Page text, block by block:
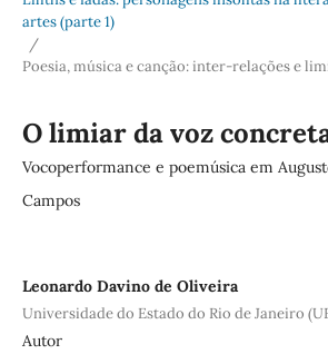
artes (parte 1)
/
Poesia, música e canção: inter-relações e
O limiar da voz
Vocoperformance e poemúsica em
Campos
Leonardo Davino de Oliveira
Universidade do Estado do Rio de Janeiro
Autor